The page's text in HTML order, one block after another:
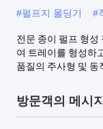
#펄프지 몰딩기 #
전문 종이 펄프 형성
여 트레이를 형성하
품질의 주사형 및 동
방문객의 메시지